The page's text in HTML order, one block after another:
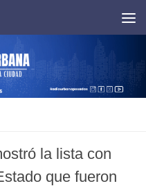
la lista con
que fueron